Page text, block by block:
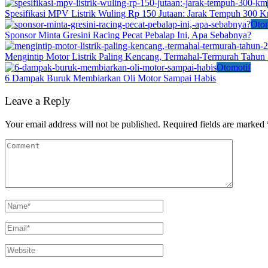
Spesifikasi MPV Listrik Wuling Rp 150 Jutaan: Jarak Tempuh 300
Sponsor Minta Gresini Racing Pecat Pebalap Ini, Apa Sebabnya?
Mengintip Motor Listrik Paling Kencang, Termahal-Termurah Tahun
Otomotif
6 Dampak Buruk Membiarkan Oli Motor Sampai Habis
Leave a Reply
Your email address will not be published. Required fields are marked